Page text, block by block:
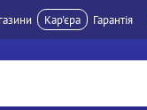
Кар'єра Гарантія